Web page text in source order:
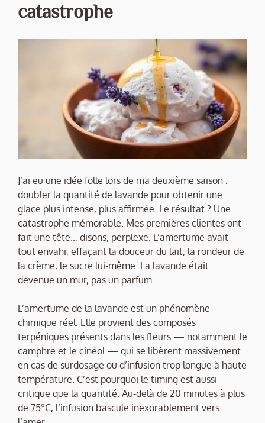
catastrophe
J’ai eu une idée folle lors de ma deuxième saison :
doubler la quantité de lavande pour obtenir une
glace plus intense, plus affirmée. Le résultat ? Une
catastrophe mémorable. Mes premières clientes ont
fait une tête… disons, perplexe. L’amertume avait
tout envahi, effaçant la douceur du lait, la rondeur de
la crème, le sucre lui-même. La lavande était
devenue un mur, pas un parfum.
L’amertume de la lavande est un phénomène
chimique réel. Elle provient des composés
terpéniques présents dans les fleurs — notamment le
camphre et le cinéol — qui se libèrent massivement
en cas de surdosage ou d’infusion trop longue à haute
température. C’est pourquoi le timing est aussi
critique que la quantité. Au-delà de 20 minutes à plus
de 75°C, l’infusion bascule inexorablement vers